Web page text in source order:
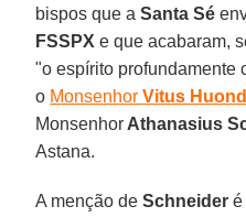
bispos que aSanta Sé
FSSPX e que acabaram,
"o espírito profundamente
o MonsenhorVitus
Monsenhor Athanasius
Astana.
A menção deSchneider é